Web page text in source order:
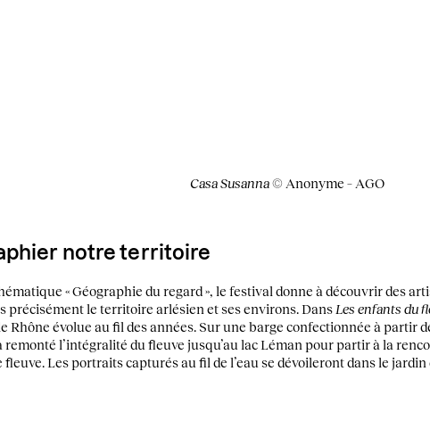
Casa Susanna© Anonyme – AGO
notre territoire
« Géographie du regard », le festival donne à découvrir des
précisément le territoire arlésien et ses environs. Dans Les enfants du
Rhône évolue au fil des années. Sur une barge confectionnée à partir
remonté l’intégralité du fleuve jusqu’au lac Léman pour partir à la
fleuve. Les portraits capturés au fil de l’eau se dévoileront dans le jardin